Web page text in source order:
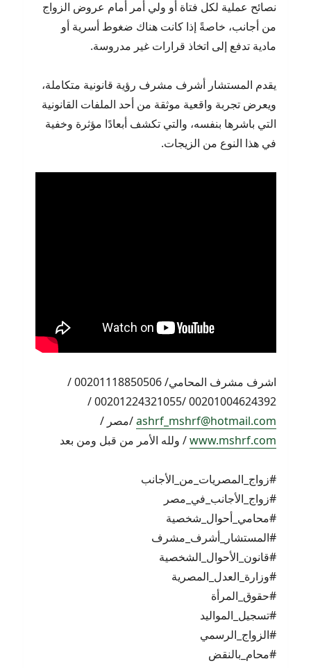
نصائح عملية لكل فتاة أو ولي أمر أمام عروض الزواج
من أجانب، خاصةً إذا كانت هناك ضغوط أسرية أو
مادية تدفع إلى اتخاذ قرارات غير مدروسة.
يقدم المستشار أشرف مشرف رؤية قانونية متكاملة،
ويعرض تجربة واقعية موثقة من أحد الملفات القانونية
التي باشرها بنفسه، والتي تكشف أبعادًا مؤثرة وخفية
في هذا النوع من الزيجات.
اشرف مشرف المحامي/ 00201118850506 /
00201004624392 /00201224321055 /
ashrf_mshrf@hotmail.com/مصر /
www.mshrf.com/ ولله الأمر من قبل ومن بعد
#زواج_المصريات_من_الأجانب
#زواج_الأجانب_في_مصر
#محامي_أحوال_شخصية
#المستشار_أشرف_مشرف
#قانون_الأحوال_الشخصية
#وزارة_العدل_المصرية
#حقوق_المرأة
#تسجيل_المواليد
#الزواج_الرسمي
#محام_بالنقض